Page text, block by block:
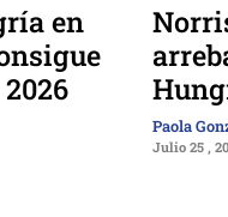
en
Paola
Julio 25 ,